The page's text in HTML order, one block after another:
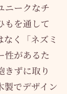
ニークなチ
もを通して
く「ネズミ
性があるた
きずに取り
製でデザイン